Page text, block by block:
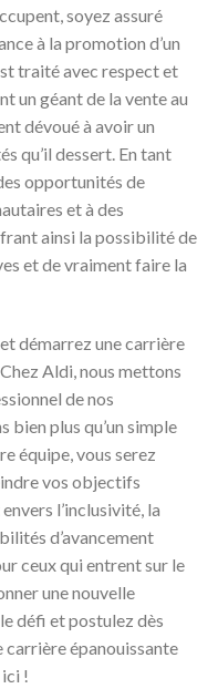
soyez assuré
à la promotion d’un
traité avec respect et
un géant de la vente au
dévoué à avoir un
qu’il dessert. En tant
opportunités de
et à des
ainsi la possibilité de
et de vraiment faire la
démarrez une carrière
Aldi, nous mettons
de nos
plus qu’un simple
équipe, vous serez
vos objectifs
l’inclusivité, la
d’avancement
ceux qui entrent sur le
une nouvelle
défi et postulez dès
carrière épanouissante
!